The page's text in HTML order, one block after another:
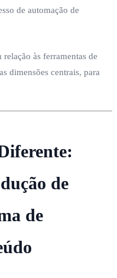
de automação de
às ferramentas de
dimensões centrais, para
de
de